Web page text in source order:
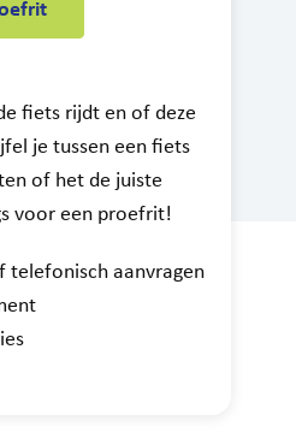
fiets rijdt en of deze
je tussen een fiets
of het de juiste
voor een proefrit!
telefonisch aanvragen